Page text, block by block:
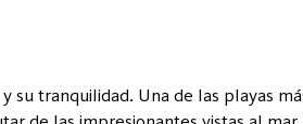
tranquilidad. Una de las playas